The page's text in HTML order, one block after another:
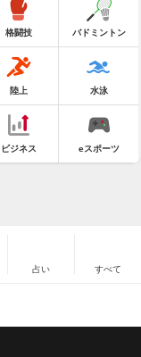
格闘技 バドミントン
陸上 水泳
ビジネス eスポーツ
占い すべて